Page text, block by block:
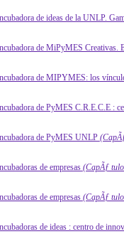
de ideas de la UNLP.
de MiPyMES Creativas.
de MIPYMES: los
de PyMES C.R.E.C.E :
de PyMES UNLP
de empresas (CapÃƒ
de empresas (CapÃƒ
de ideas : centro de